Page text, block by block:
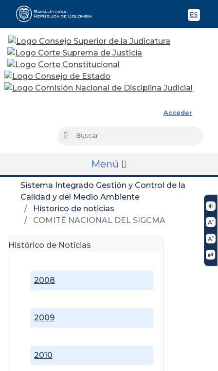
ES
Acceder
Buscar
Menú
Sistema Integrado Gestión y Control de la
Calidad y del Medio Ambiente
Historico de noticias
COMITÉ NACIONAL DEL SIGCMA
Histórico de Noticias
2008
2009
2010